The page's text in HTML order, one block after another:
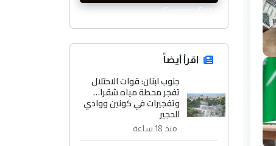
CurrencyRate
اقرأ أيضاً
جنوب لبنان: قوات الاحتلال
تفجر محطة مياه شقرا…
وتفجيرات في كونين ووادي
الحجير
منذ 18 ساعة